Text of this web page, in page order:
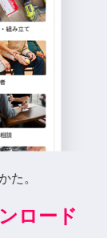
た。
ロード